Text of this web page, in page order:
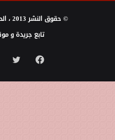
© حقوق النشر 2013 ، الحقوق محفوظة |
تابع جريدة و
فيسبوك